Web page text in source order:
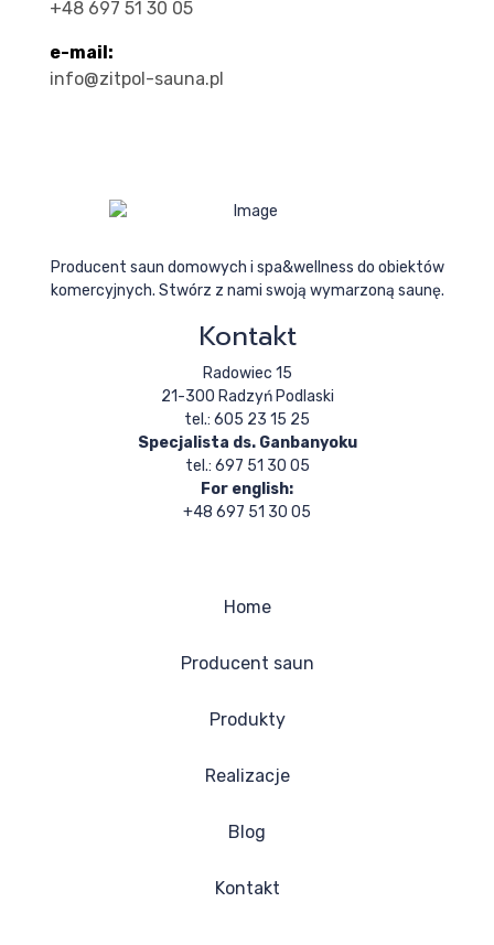
+48 697 51 30 05
e-mail:
info@zitpol-sauna.pl
Producent saun domowych i spa&wellness do obiektów
komercyjnych. Stwórz z nami swoją wymarzoną saunę.
Kontakt
Radowiec 15
21-300 Radzyń Podlaski
tel.: 605 23 15 25
Specjalista ds. Ganbanyoku
tel.: 697 51 30 05
For english:
+48 697 51 30 05
Home
Producent saun
Produkty
Realizacje
Blog
Kontakt